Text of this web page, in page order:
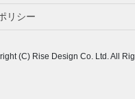
リシー
(C) Rise Design Co. Ltd. All